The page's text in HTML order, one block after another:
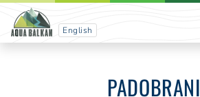
English
PADOBRANI